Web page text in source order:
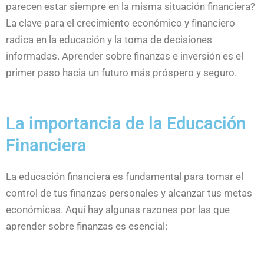
parecen estar siempre en la misma situación financiera?
La clave para el crecimiento económico y financiero
radica en la educación y la toma de decisiones
informadas. Aprender sobre finanzas e inversión es el
primer paso hacia un futuro más próspero y seguro.
La importancia de la Educación
Financiera
La educación financiera es fundamental para tomar el
control de tus finanzas personales y alcanzar tus metas
económicas. Aquí hay algunas razones por las que
aprender sobre finanzas es esencial: